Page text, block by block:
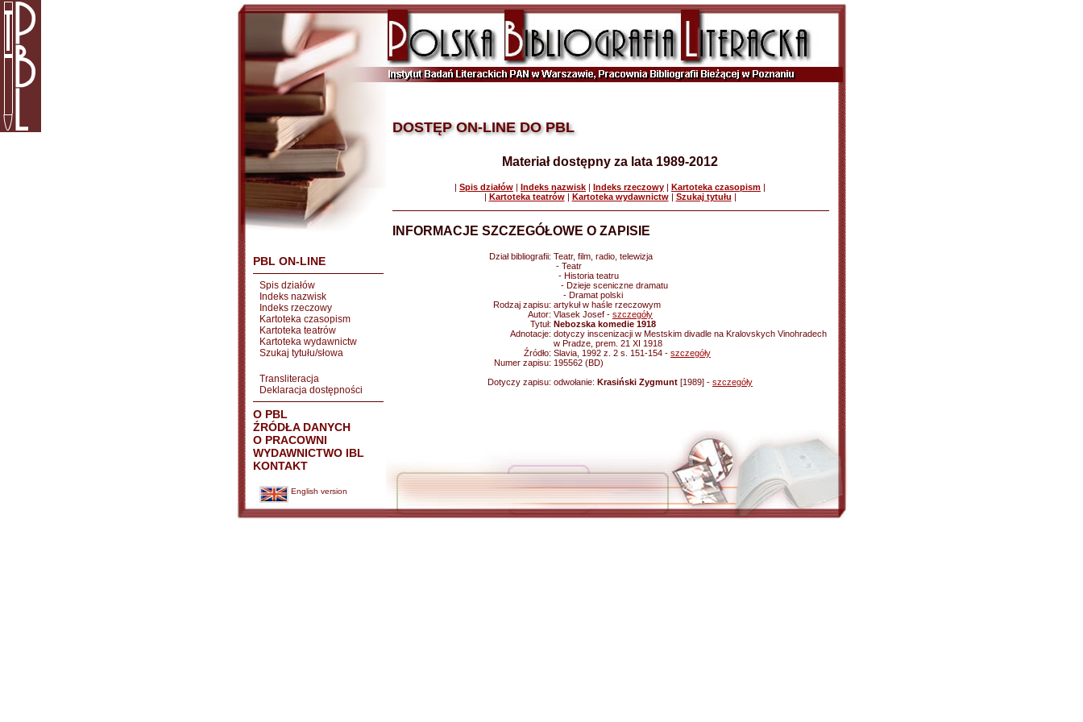
PBL ON-LINE
Spis działów
Indeks nazwisk
Indeks rzeczowy
Kartoteka czasopism
Kartoteka teatrów
Kartoteka wydawnictw
Szukaj tytułu/słowa
Transliteracja
Deklaracja dostępności
O PBL
ŹRÓDŁA DANYCH
O PRACOWNI
WYDAWNICTWO IBL
KONTAKT
English version
DOSTĘP ON-LINE DO PBL
Materiał dostępny za lata 1989-2012
| Spis działów | Indeks nazwisk | Indeks rzeczowy | Kartoteka czasopism |
| Kartoteka teatrów| Kartoteka wydawnictw| Szukaj tytułu |
INFORMACJE SZCZEGÓŁOWE O ZAPISIE
Dział bibliografii: Teatr, film, radio, telewizja
- Teatr
- Historia teatru
- Dzieje sceniczne dramatu
- Dramat polski
Rodzaj zapisu: artykuł w haśle rzeczowym
Autor: Vlasek Josef - szczegóły
Tytuł: Nebozska komedie 1918
Adnotacje: dotyczy inscenizacji w Mestskim divadle na Kralovskych Vinohradech
w Pradze, prem. 21 XI 1918
Źródło: Slavia, 1992 z. 2 s. 151-154 - szczegóły
Numer zapisu: 195562 (BD)
Dotyczy zapisu: odwołanie: Krasiński Zygmunt [1989] - szczegóły